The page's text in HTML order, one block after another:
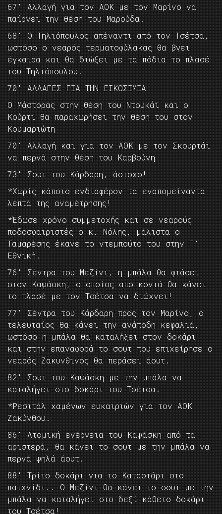
67′ Αλλαγή για τον ΑΟΚ με τον Μαρίνο να
παίρνει την θέση του Μαρούδα.
68′ Ο Τηλιόπουλος απέναντι από τον Τσέτσα,
ωστόσο ο νεαρός τερματοφύλακας θα βγει
έγκαιρα και θα διώξει με τα πόδια το πλασέ
του Τηλιόπουλου.
70′ ΑΛΛΑΓΕΣ ΓΙΑ ΤΗΝ ΕΙΚΟΣΙΜΙΑ
Ο Μάστορας στην θέση του Ντουκάϊ και ο
Κούρτι θα παραχωρήσει την θέση του στον
Κουμαριώτη
70′ Αλλαγή και για τον ΑΟΚ με τον Σκουρτάϊ
να περνά στην θέση του Καρβούνη
73′ Σουτ του Κάρδαρη, άστοχο!
*Χωρίς κάποιο ενδιαφέρον τα εναπομείναντα
λεπτά της αναμέτρησης!
*Έδωσε χρόνο συμμετοχής και σε νεαρούς
ποδοσφαιριστές ο κ. Νόλης, μάλιστα ο
Ταμαρέσης έκανε το ντεμπούτο του στην Γ’
Εθνική.
76′ Σέντρα του Μεζίνι, η μπάλα θα φτάσει
στον Καψάσκη, ο οποίος από κοντά θα κάνει
το πλασέ με τον Τσέτσα να διώχνει!
77′ Σέντρα του Κάρδαρη προς τον Μαρίνο, ο
τελευταίος θα κάνει την ανάποδη κεφαλιά,
ωστόσο η μπάλα θα καταλήξει στον δοκάρι
και στην επαναφορά το σουτ που επιχείρησε ο
νεαρός Ζακυνθινός θα περάσει άουτ.
82′ Σουτ του Καψάσκη με την μπάλα να
καταλήγει στο δοκάρι του Τσέτσα.
*Ρεσιτάλ χαμένων ευκαιριών για τον ΑΟΚ
Ζακύνθου.
86′ Ατομική ενέργεια του Καψάσκη από τα
αριστερά, θα κάνει το σουτ με την μπάλα να
περνά ψηλά άουτ.
88′ Τρίτο δοκάρι για το Καταστάρι στο
παιχνίδι.. Ο Μεζίνι θα κάνει το σουτ με την
μπάλα να καταλήγει στο δεξί κάθετο δοκάρι
του Τσέτσα!